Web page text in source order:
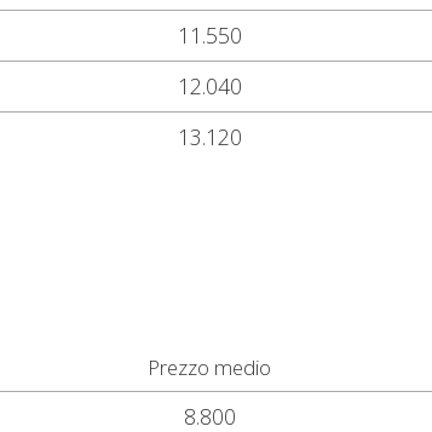
11.550
12.040
13.120
Prezzo medio
8.800